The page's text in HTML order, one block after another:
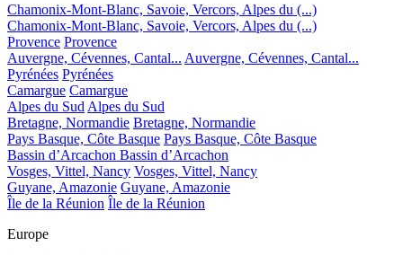
Chamonix-Mont-Blanc, Savoie, Vercors, Alpes du (...)
Chamonix-Mont-Blanc, Savoie, Vercors, Alpes du (...)
Provence Provence
Auvergne, Cévennes, Cantal... Auvergne, Cévennes, Cantal...
Pyrénées Pyrénées
Camargue Camargue
Alpes du Sud Alpes du Sud
Bretagne, Normandie Bretagne, Normandie
Pays Basque, Côte Basque Pays Basque, Côte Basque
Bassin d’Arcachon Bassin d’Arcachon
Vosges, Vittel, Nancy Vosges, Vittel, Nancy
Guyane, Amazonie Guyane, Amazonie
Île de la Réunion Île de la Réunion
Europe